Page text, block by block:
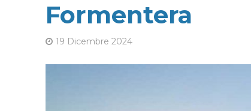
Formentera
19 Dicembre 2024